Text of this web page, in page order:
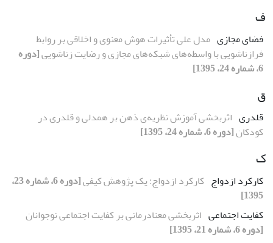
ف
فضای مجازی مدل علی تأثیرات هوش معنوی و اخلاقی بر روابط
فرازناشویی با واسطه‌های شبکه‌های مجازی و رضایت زناشویی[دوره
6، شماره 24، 1395]
ق
قلدری اثربخشی آموزش نظریه‌ی ذهن بر همدلی و قلدری در
کودکان[دوره 6، شماره 24، 1395]
ک
کارکرد ازدواج کارکرد ازدواج: یک پژوهش کیفی
[دوره 6، شماره 23،
1395]
کفایت اجتماعی اثربخشی معنادرمانی بر کفایت اجتماعی نوجوانان
[دوره 6، شماره 21، 1395]